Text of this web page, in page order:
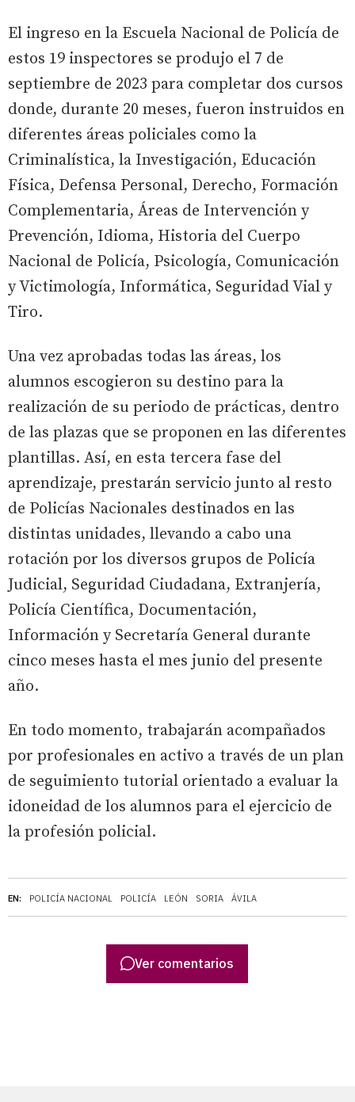
EN: POLICÍA NACIONAL POLICÍA LEÓN SORIA ÁVILA
El ingreso en la Escuela Nacional de Policía de
estos 19 inspectores se produjo el 7 de
septiembre de 2023 para completar dos cursos
donde, durante 20 meses, fueron instruidos en
diferentes áreas policiales como la
Criminalística, la Investigación, Educación
Física, Defensa Personal, Derecho, Formación
Complementaria, Áreas de Intervención y
Prevención, Idioma, Historia del Cuerpo
Nacional de Policía, Psicología, Comunicación
y Victimología, Informática, Seguridad Vial y
Tiro.
Una vez aprobadas todas las áreas, los
alumnos escogieron su destino para la
realización de su periodo de prácticas, dentro
de las plazas que se proponen en las diferentes
plantillas. Así, en esta tercera fase del
aprendizaje, prestarán servicio junto al resto
de Policías Nacionales destinados en las
distintas unidades, llevando a cabo una
rotación por los diversos grupos de Policía
Judicial, Seguridad Ciudadana, Extranjería,
Policía Científica, Documentación,
Información y Secretaría General durante
cinco meses hasta el mes junio del presente
año.
En todo momento, trabajarán acompañados
por profesionales en activo a través de un plan
de seguimiento tutorial orientado a evaluar la
idoneidad de los alumnos para el ejercicio de
la profesión policial.
Ver comentarios